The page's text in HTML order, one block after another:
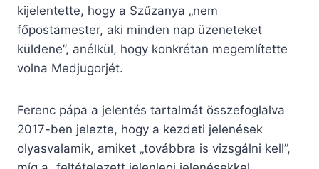
kijelentette, hogy a Szűzanya „nem
főpostamester, aki minden nap üzeneteket
küldene”, anélkül, hogy konkrétan megemlítette
volna Medjugorjét.
Ferenc pápa a jelentés tartalmát összefoglalva
2017-ben jelezte, hogy a kezdeti jelenések
olyasvalamik, amiket „továbbra is vizsgálni kell”,